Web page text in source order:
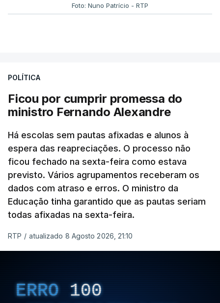
Foto: Nuno Patrício - RTP
POLÍTICA
Ficou por cumprir promessa do
ministro Fernando Alexandre
Há escolas sem pautas afixadas e alunos à
espera das reapreciações. O processo não
ficou fechado na sexta-feira como estava
previsto. Vários agrupamentos receberam os
dados com atraso e erros. O ministro da
Educação tinha garantido que as pautas seriam
todas afixadas na sexta-feira.
RTP / atualizado 8 Agosto 2026, 21:10
ERRO 100